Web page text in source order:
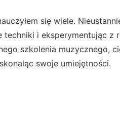
się wiele.
techniki i eksperymentując z
szkolenia muzycznego,
swoje umiejętności.